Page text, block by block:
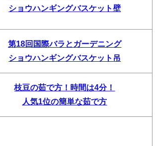
ショウハンギングバスケット壁
第18回国際バラとガーデニング
ショウハンギングバスケット吊
枝豆の茹で方！時間は4分！
人気1位の簡単な茹で方